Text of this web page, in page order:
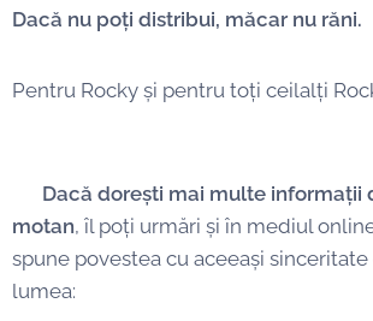
Dacă nu poți distribui, măcar nu răni.
Pentru Rocky și pentru toți ceilalți
Dacă dorești mai multe informații
motan, îl poți urmări și în mediul
spune povestea cu aceeași
lumea: